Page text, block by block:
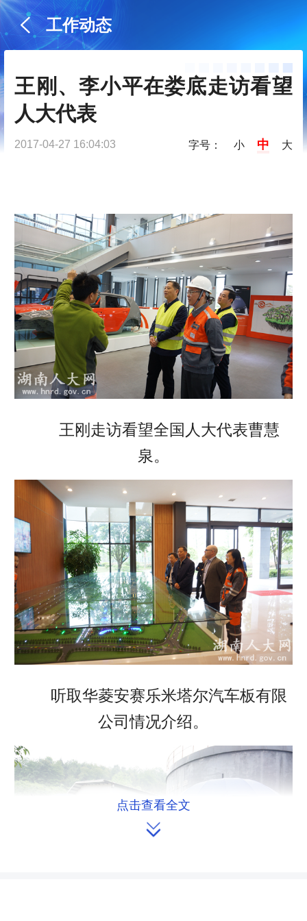
工作动态
王刚、李小平在娄底走访看望
人大代表
2017-04-27 16:04:03 字号： 小 中 大
王刚走访看望全国人大代表曹慧
泉。
听取华菱安赛乐米塔尔汽车板有限
公司情况介绍。
点击查看全文
